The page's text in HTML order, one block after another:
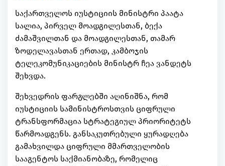
საქართველოს იუსტიციის მინისტრი პაატა
სალია, პირველ მოადგილესთან, ბექა
ძამაშვილთან და მოადგილესთან, თამარ
ზოდელავასთან ერთად, კამბოჯის
ტელეკომუნიკაციების მინისტრ ჩეა ვანდეტს
შეხვდა.
შეხვედრის ფარგლებში აღინიშნა, რომ
იუსტიციის სამინისტროსთვის ციფრული
ტრანსფორმაცია სტრატეგიულ პრიორიტეტს
წარმოადგენს. განსაკუთრებული ყურადღება
გამახვილდა ციფრული მმართველობის
სააგენტოს საქმიანობაზე, რომელიც